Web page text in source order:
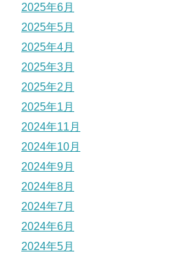
2025年6月
2025年5月
2025年4月
2025年3月
2025年2月
2025年1月
2024年11月
2024年10月
2024年9月
2024年8月
2024年7月
2024年6月
2024年5月